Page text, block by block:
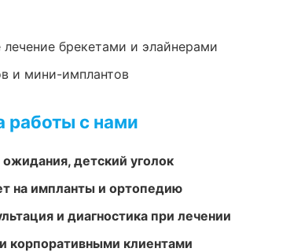
брекетами и элайнерами
и мини-имплантов
с нами
детский уголок
на импланты и ортопедию
и диагностика при лечении
корпоративными клиентами